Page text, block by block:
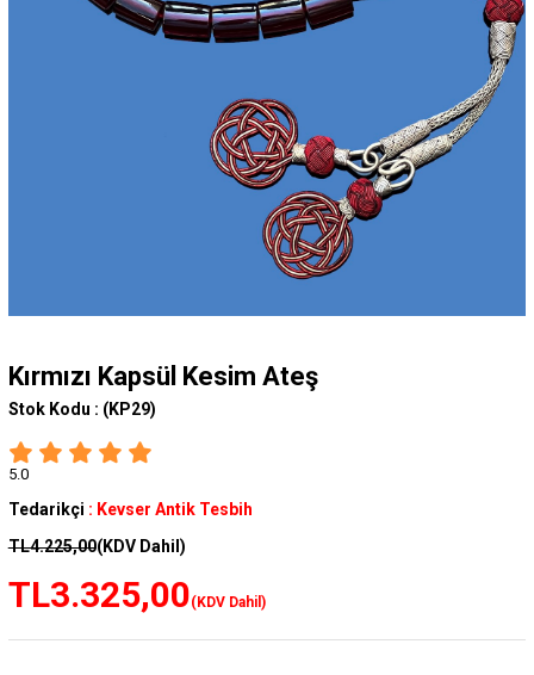
Kırmızı Kapsül Kesim Ateş
Stok Kodu : (KP29)
5.0
Tedarikçi : Kevser Antik Tesbih
TL4.225,00(KDV Dahil)
TL3.325,00(KDV Dahil)